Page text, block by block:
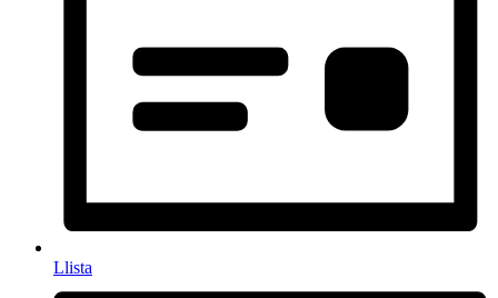
Llista